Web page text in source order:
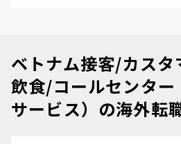
ベトナム接客/カス
飲食/コールセンター
サービス）の海外転